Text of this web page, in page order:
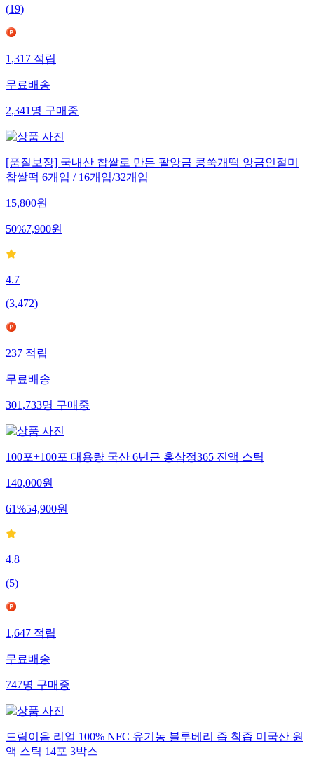
(19)
1,317 적립
무료배송
2,341 명 구매중
[품질보장] 국내산 찹쌀로 만든 팥앙금 콩쑥개떡 앙금인절미
찹쌀떡 6개입 / 16개입/32개입
15,800원
50%7,900원
4.7
(3,472)
237 적립
무료배송
301,733명 구매중
100포+100포 대용량 국산 6년근 홍삼정365 진액 스틱
140,000원
61%54,900원
4.8
(5)
1,647 적립
무료배송
747명 구매중
드림이음 리얼 100% NFC 유기농 블루베리 즙 착즙 미국산 원
액 스틱 14포 3박스